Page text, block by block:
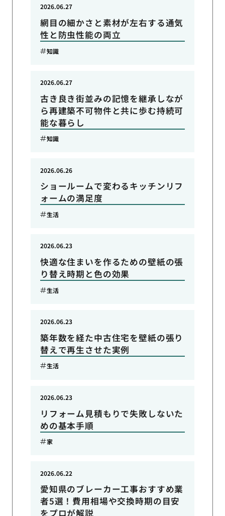
網目の細かさと素材が左右する通気
性と防虫性能の両立
2026.06.27
知識
古き良き街並みの記憶を継承しなが
ら再建築不可物件と共に歩む持続可
能な暮らし
2026.06.27
知識
ショールームで変わるキッチンリフ
ォームの満足度
2026.06.26
生活
快適な住まいを作るための壁紙の張
り替え時期と色の効果
2026.06.23
生活
築年数を経た中古住宅を壁紙の張り
替えで再生させた実例
2026.06.23
生活
リフォーム見積もりで失敗しないた
めの基本手順
2026.06.23
家
愛知県のブレーカー工事おすすめ業
者5選！費用相場や交換時期の目安
をプロが解説
2026.06.22